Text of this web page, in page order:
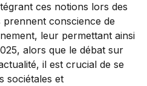
ces notions lors des
conscience de
leur permettant ainsi
alors que le débat sur
il est crucial de se
sociétales et